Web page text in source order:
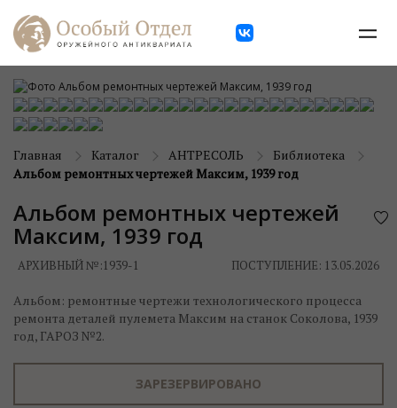
Главная Каталог АНТРЕСОЛЬ
Библиотека
Альбом ремонтных чертежей Максим, 1939 год
Альбом ремонтных чертежей
Максим, 1939 год
АРХИВНЫЙ №:1939-1 ПОСТУПЛЕНИЕ: 13.05.2026
Альбом: ремонтные чертежи технологического процесса
ремонта деталей пулемета Максим на станок Соколова, 1939
год, ГАРОЗ №2.
ЗАРЕЗЕРВИРОВАНО